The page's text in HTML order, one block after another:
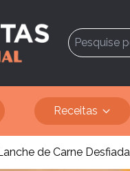
Receitas
de Carne Desfiada